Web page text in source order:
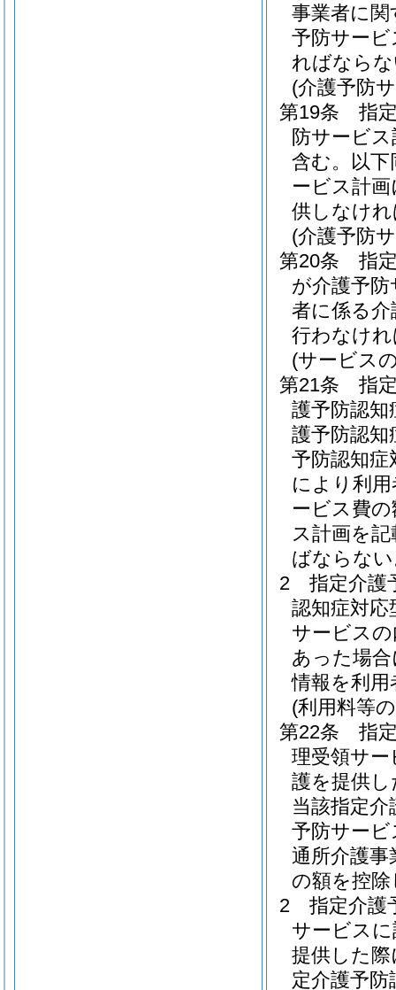
事業者に
予防サー
ればなら
(介護予防
第19条
指
防サービ
含む。以下
ービス計
供しなけ
(介護予防
第20条
指
が介護予
者に係る
行わなけ
(サービス
第21条
指
護予防認知
護予防認知
予防認知症
により利
ービス費
ス計画を
ばならな
2
指定介護
認知症対
サービス
あった場
情報を利
(利用料等
第22条
指
理受領サー
護を提供
当該指定
予防サービ
通所介護
の額を控
2
指定介護
サービス
提供した
定介護予